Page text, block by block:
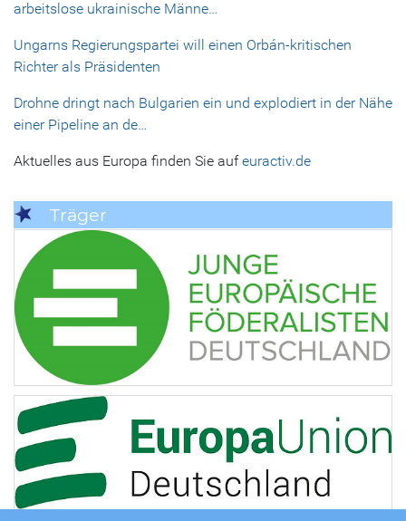
arbeitslose ukrainische Männe…
Ungarns Regierungspartei will einen Orbán-kritischen
Richter als Präsidenten
Drohne dringt nach Bulgarien ein und explodiert in der Nähe
einer Pipeline an de…
Aktuelles aus Europa finden Sie aufeuractiv.de
Träger